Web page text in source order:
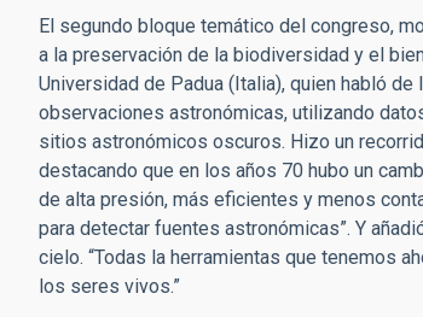
El segundo bloque temático del congreso,
a la preservación de la biodiversidad y el
Universidad de Padua (Italia), quien habló
observaciones astronómicas, utilizando
sitios astronómicos oscuros. Hizo un
destacando que en los años 70 hubo un
de alta presión, más eficientes y menos
para detectar fuentes astronómicas”. Y
cielo. “Todas la herramientas que tenemos
los seres vivos.”